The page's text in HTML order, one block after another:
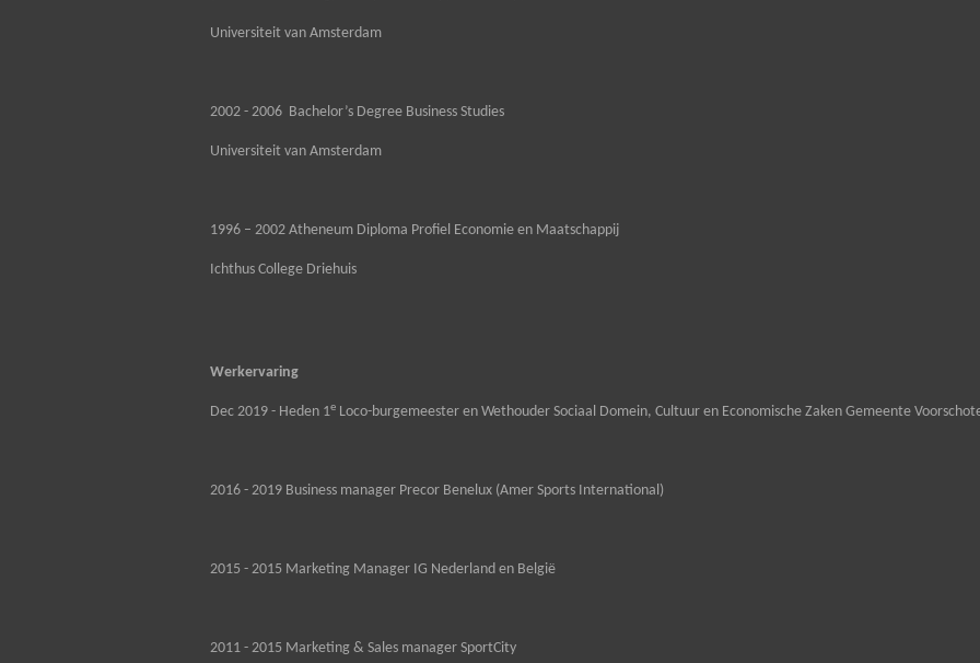
Universiteit van Amsterdam
2002 - 2006 Bachelor’s Degree Business Studies
Universiteit van Amsterdam
1996 – 2002 Atheneum Diploma Profiel Economie en Maatschappij
Ichthus College Driehuis
Werkervaring
Dec 2019 - Heden 1e Loco-burgemeester en Wethouder Sociaal Domein, Cultuur en Economische Zaken Gemeente
2016 - 2019 Business manager Precor Benelux (Amer Sports International)
2015 - 2015 Marketing Manager IG Nederland en België
2011 - 2015 Marketing & Sales manager SportCity